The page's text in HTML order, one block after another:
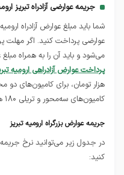
جریمه عوارضی آزادراه تبریز
عوارضی پرداخت کنید. اگر مهلت
می‌شود و باید آن را به همراه
پرداخت عوارض آزادراهی ارومیه
کامیون‌های سه‌محور و تریلی ۱۸۰ هزار است.
جریمه عوارض بزرگراه ارومیه تبریز
در جدول زیر می‌توانید نرخ
کنید: